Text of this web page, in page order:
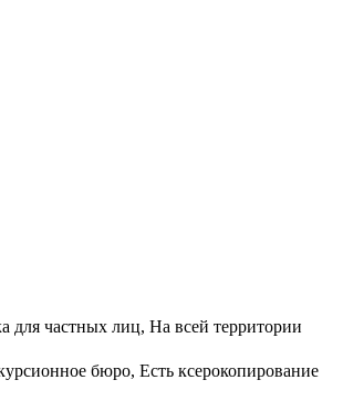
для частных лиц, На всей территории
бюро, Есть ксерокопирование